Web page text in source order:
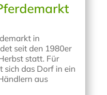
in
seit den 1980er
statt. Für
sich das Dorf in ein
aus